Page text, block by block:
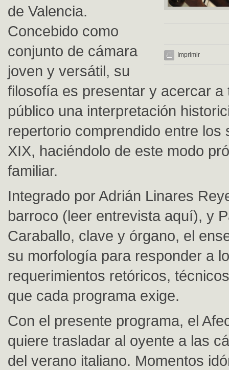
Imprimir
de Valencia.
Concebido como
conjunto de cámara
joven y versátil, su
filosofía es presentar y acercar a
público una interpretación
repertorio comprendido entre los
XIX, haciéndolo de este modo
familiar.
Integrado por Adrián Linares
barroco (leer entrevista aquí), y
Caraballo, clave y órgano, el
su morfología para responder a
requerimientos retóricos,
que cada programa exige.
Con el presente programa, el
quiere trasladar al oyente a las
del verano italiano. Momentos